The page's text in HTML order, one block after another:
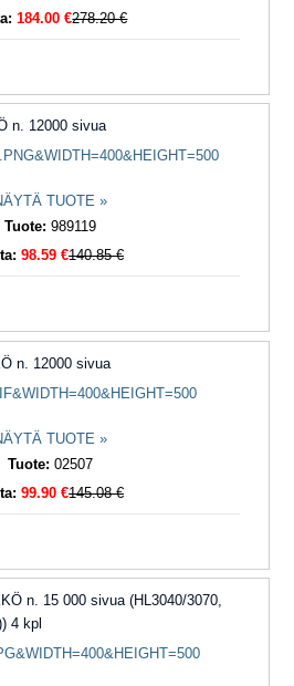
184.00 €278.20 €
n. 12000 sivua
TUOTE »
Tuote: 989119
98.59 €140.85 €
n. 12000 sivua
TUOTE »
Tuote: 02507
99.90 €145.08 €
n. 15 000 sivua (HL3040/3070,
4 kpl